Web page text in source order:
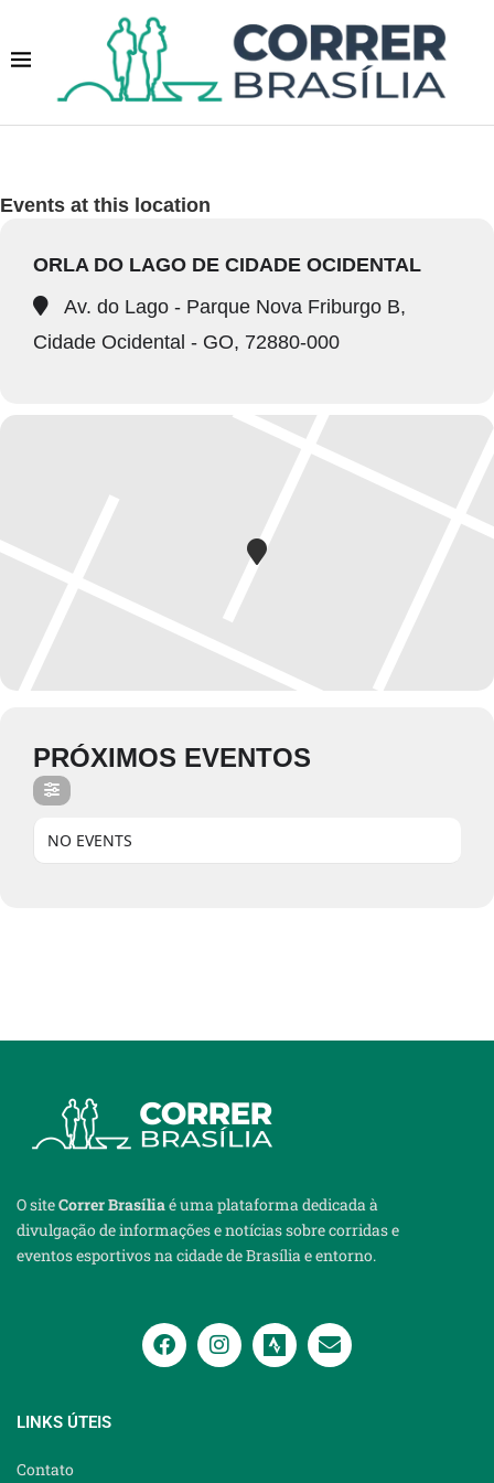
Events at this location
ORLA DO LAGO DE CIDADE OCIDENTAL
Av. do Lago - Parque Nova Friburgo B,
Cidade Ocidental - GO, 72880-000
PRÓXIMOS EVENTOS
NO EVENTS
O siteCorrer Brasíliaé uma plataforma dedicada à
divulgação de informações e notícias sobre corridas e
eventos esportivos na cidade de Brasília e entorno.
LINKS ÚTEIS
Contato